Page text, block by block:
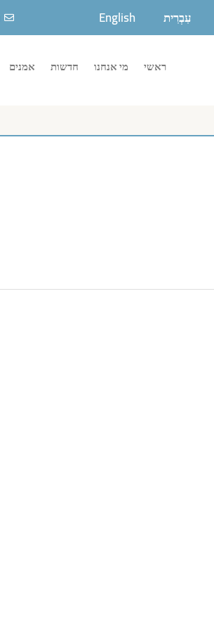
עִבְרִית English
ראשי מי אנחנו חדשות אמנים